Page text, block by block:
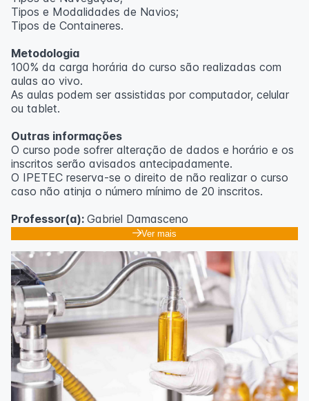
Outras informações
inscritos serão avisados ​​antecipadamente.
O IPETEC reserva-se o direito de não realizar o curso
caso não atinja o número mínimo de 20 inscritos.
Professora:
Tipos e Modalidades de Navios;
Tipos de Containeres.
Metodologia
100% da carga horária do curso são realizadas com
aulas ao vivo.
As aulas podem ser assistidas por computador, celular
ou tablet.
Outras informações
O curso pode sofrer alteração de dados e horário e os
inscritos serão avisados ​​antecipadamente.
O IPETEC reserva-se o direito de não realizar o curso
caso não atinja o número mínimo de 20 inscritos.
Professor(a): Gabriel Damasceno
Ver mais